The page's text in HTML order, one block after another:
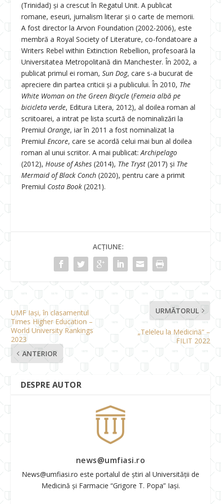
(Trinidad) și a crescut în Regatul Unit. A publicat
romane, eseuri, jurnalism literar și o carte de memorii.
A fost director la Arvon Foundation (2002-2006), este
membră a Royal Society of Literature, co-fondatoare a
Writers Rebel within Extinction Rebellion, profesoară la
Universitatea Metropolitană din Manchester. În 2002, a
publicat primul ei roman, Sun Dog, care s-a bucurat de
apreciere din partea criticii și a publicului. În 2010, The
White Woman on the Green Bicycle (Femeia albă pe
bicicleta verde, Editura Litera, 2012), al doilea roman al
scriitoarei, a intrat pe lista scurtă de nominalizări la
Premiul Orange, iar în 2011 a fost nominalizat la
Premiul Encore, care se acordă celui mai bun al doilea
roman al unui scriitor. A mai publicat:Archipelago
(2012), House of Ashes(2014), The Tryst(2017) și The
Mermaid of Black Conch(2020), pentru care a primit
Premiul Costa Book (2021).
ACȚIUNE:
UMF Iași, în clasamentul
Times Higher Education –
World University Rankings
2023
ANTERIOR
URMĂTORUL
„Teleleu la Medicină” –
FILIT 2022
DESPRE AUTOR
news@umfiasi.ro
News@umfiasi.ro este portalul de știri al Universității de
Medicină și Farmacie “Grigore T. Popa” Iași.